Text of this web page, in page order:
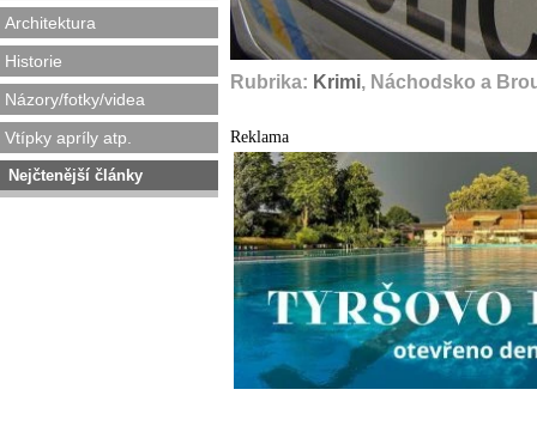
Architektura
Historie
Názory/fotky/videa
Vtípky apríly atp.
Nejčtenější články
Rubrika: Krimi, Náchodsko a
Reklama